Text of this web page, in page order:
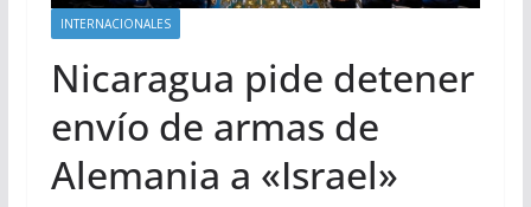
INTERNACIONALES
Nicaragua pide detener
envío de armas de
Alemania a «Israel»